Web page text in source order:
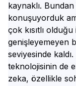
kaynaklı.
konuşuyorduk
çok kısıtlı
genişleyemeyen
seviyesinde
teknolojisinin de
zeka, özellikle